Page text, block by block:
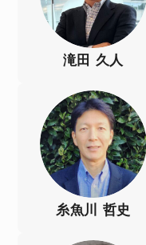
滝田 久人
糸魚川 哲史